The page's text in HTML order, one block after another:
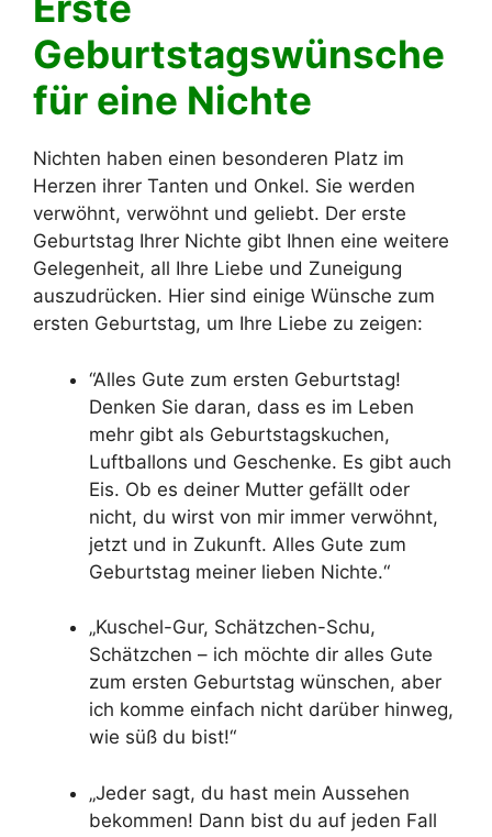
Geburtstagswünsche
für eine Nichte
Nichten haben einen besonderen Platz im
Herzen ihrer Tanten und Onkel. Sie werden
verwöhnt, verwöhnt und geliebt. Der erste
Geburtstag Ihrer Nichte gibt Ihnen eine weitere
Gelegenheit, all Ihre Liebe und Zuneigung
auszudrücken. Hier sind einige Wünsche zum
ersten Geburtstag, um Ihre Liebe zu zeigen:
“Alles Gute zum ersten Geburtstag!
Denken Sie daran, dass es im Leben
mehr gibt als Geburtstagskuchen,
Luftballons und Geschenke. Es gibt auch
Eis. Ob es deiner Mutter gefällt oder
nicht, du wirst von mir immer verwöhnt,
jetzt und in Zukunft. Alles Gute zum
Geburtstag meiner lieben Nichte.“
„Kuschel-Gur, Schätzchen-Schu,
Schätzchen – ich möchte dir alles Gute
zum ersten Geburtstag wünschen, aber
ich komme einfach nicht darüber hinweg,
wie süß du bist!“
„Jeder sagt, du hast mein Aussehen
bekommen! Dann bist du auf jeden Fall